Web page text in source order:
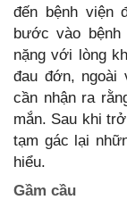
đến bệnh viện
bước vào
nặng với lòng
đau đớn, ngoài
cần nhận ra
mắn. Sau khi
tạm gác lại
hiểu.
Gầm cầu